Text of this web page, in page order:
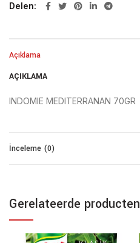
Delen
Açıklama
AÇIKLAMA
INDOMIE MEDITERRANAN 70GR
İnceleme (0)
Gerelateerde producten